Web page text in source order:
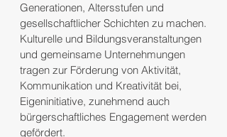
Generationen, Altersstufen und
gesellschaftlicher Schichten zu machen.
Kulturelle und Bildungsveranstaltungen
und gemeinsame Unternehmungen
tragen zur Förderung von Aktivität,
Kommunikation und Kreativität bei,
Eigeninitiative, zunehmend auch
bürgerschaftliches Engagement werden
gefördert.